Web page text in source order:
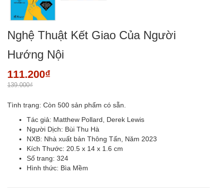
Nghệ Thuật Kết Giao Của Người
Hướng Nội
111.200₫
139.000₫
Tình trạng: Còn 500 sản phẩm có sẵn.
Tác giả: Matthew Pollard, Derek Lewis
Người Dịch: Bùi Thu Hà
NXB: Nhà xuất bản Thông Tấn, Năm 2023
Kích Thước: 20.5 x 14 x 1.6 cm
Số trang: 324
Hình thức: Bìa Mềm